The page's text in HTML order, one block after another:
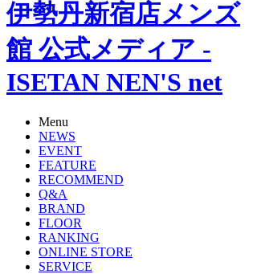
伊勢丹新宿店メンズ
館 公式メディア -
ISETAN NEN'S net
Menu
NEWS
EVENT
FEATURE
RECOMMEND
Q&A
BRAND
FLOOR
RANKING
ONLINE STORE
SERVICE